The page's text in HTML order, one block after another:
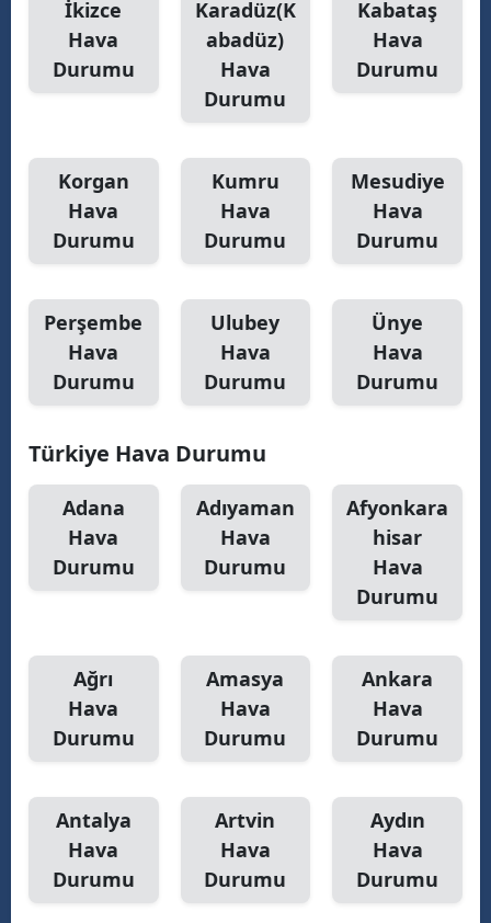
Samsun
Siirt
Sivas
Tekirdağ
Tokat
Trabzon
Tunceli
Şanlıurfa
Van
Yozgat
Zonguldak
Aksaray
Bayburt
Karaman
Kırıkkale
Batman
Şırnak
Bartın
İkizce
Hava
Durumu
Karadüz(K
abadüz)
Hava
Durumu
Kabataş
Hava
Durumu
Korgan
Hava
Durumu
Kumru
Hava
Durumu
Mesudiye
Hava
Durumu
Perşembe
Hava
Durumu
Ulubey
Hava
Durumu
Ünye
Hava
Durumu
Türkiye Hava Durumu
Adana
Hava
Durumu
Adıyaman
Hava
Durumu
Afyonkara
hisar
Hava
Durumu
Ağrı
Hava
Durumu
Amasya
Hava
Durumu
Ankara
Hava
Durumu
Antalya
Hava
Durumu
Artvin
Hava
Durumu
Aydın
Hava
Durumu